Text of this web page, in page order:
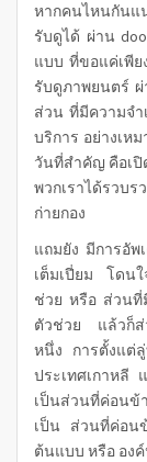
หากคนไหนกันแ
รับดูได้ ผ่าน
แบบ ที่ขอแค่เพี
รับดูภาพยนตร์ ผ่
ส่วน ที่มีความจำ
บริการ อย่างเห
วันที่สำคัญ คือเ
พวกเราได้รวบร
ก่ายกอง
แถมยัง มีการอัพ
เต็มเปี่ยม โดน
ช่วย หรือ ส่วนที่
ตัวช่วย แล้วก็ส่
หนึ่ง การตั้งแต่
ประเทศเกาหลี
เป็นส่วนที่ค่อน
เป็น ส่วนที่ค่อน
ต้นแบบ หรือ อง